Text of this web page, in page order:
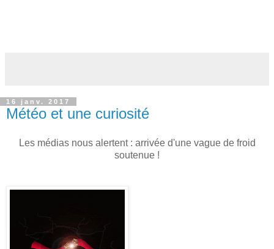
16 janv. 2017
Météo et une curiosité
Les médias nous alertent : arrivée d'une vague de froid
soutenue !